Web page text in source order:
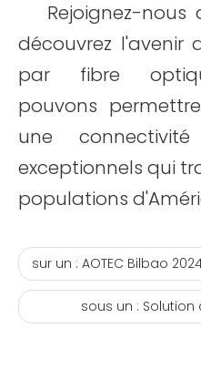
Rejoignez-nous
découvrez l'avenir
par fibre
pouvons
une
exceptionnels qui
populations
sur un : AOTEC Bilbao 2024 : dévoiler
sous un : Solution